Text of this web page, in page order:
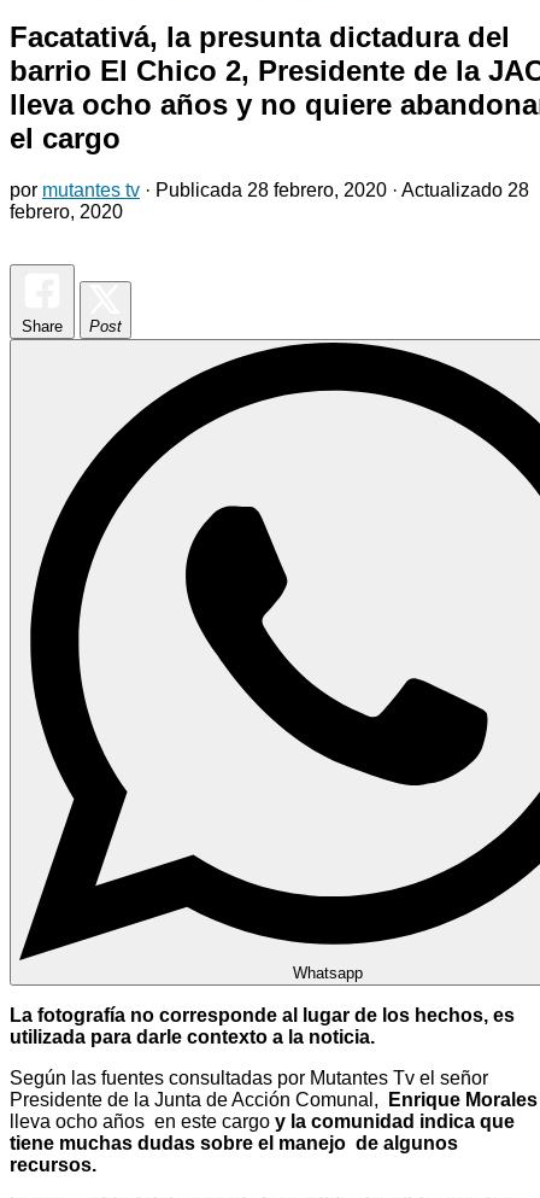
Facatativá, la presunta dictadura del
barrio El Chico 2, Presidente de la
lleva ocho años y no quiere
el cargo
por mutantes tv · Publicada 28 febrero, 2020 · Actualizado 28
febrero, 2020
Share Post
Whatsapp
La fotografía no corresponde al lugar de los hechos, es
utilizada para darle contexto a la noticia.
Según las fuentes consultadas por Mutantes Tv el señor
Presidente de la Junta de Acción Comunal,
Enrique Morales
lleva ocho años en este cargo y la comunidad indica que
tiene muchas dudas sobre el manejo de algunos
recursos.